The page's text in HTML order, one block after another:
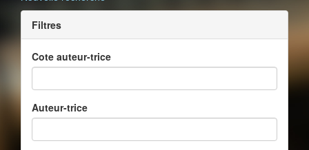
Filtres
Cote auteur-trice
Auteur-trice